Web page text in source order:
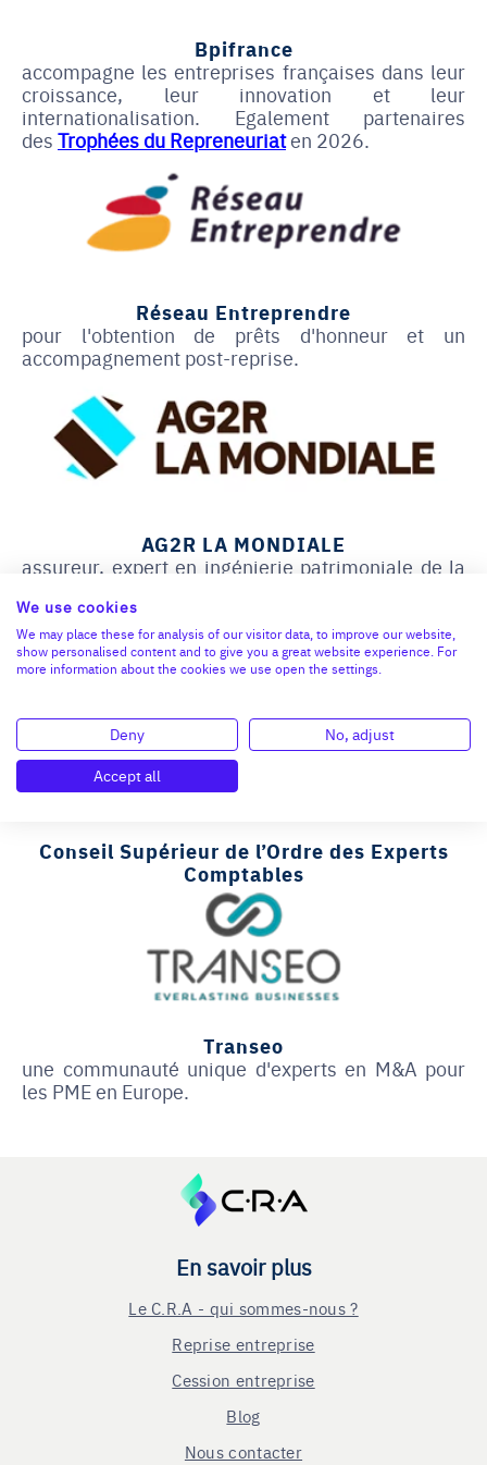
Bpifrance
accompagne les entreprises françaises dans leur
croissance, leur innovation et leur
internationalisation. Egalement partenaires
des Trophées du Repreneuriaten 2026.
Réseau Entreprendre
pour l'obtention de prêts d'honneur et un
accompagnement post-reprise.
AG2R LA MONDIALE
assureur, expert en ingénierie patrimoniale de la
Partenaires des
intervenant sur les aspects patrimoniaux durant
lesjournées de préparation à la cession du C.R.A.
Conseil Supérieur de l’Ordre des Experts
Comptables
Transeo
une communauté unique d'experts en M&A pour
les PME en Europe.
En savoir plus
Le C.R.A - qui sommes-nous ?
Reprise entreprise
Cession entreprise
Blog
Nous contacter
We use cookies
We may place these for analysis of our visitor data, to improve our website,
show personalised content and to give you a great website experience. For
more information about the cookies we use open the settings.
Deny
No, adjust
Accept all